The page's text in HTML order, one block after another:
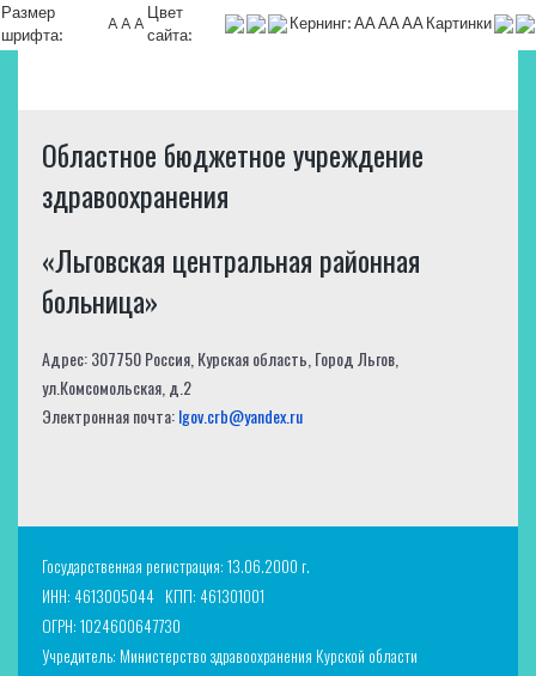
Размер
шрифта:
A A A
Цвет
сайта:
Кернинг: АААААА Картинки
Областное бюджетное учреждение
здравоохранения
«Льговская центральная районная
больница»
Адрес: 307750 Россия, Курская область, Город Льгов,
ул.Комсомольская, д.2
Электронная почта:lgov.crb@yandex.ru
Государственная регистрация: 13.06.2000 г.
ИНН: 4613005044 КПП: 461301001
ОГРН: 1024600647730
Учредитель: Министерство здравоохранения Курской области